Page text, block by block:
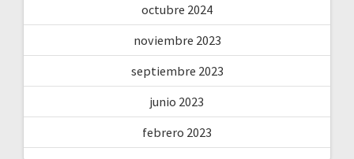
octubre 2024
noviembre 2023
septiembre 2023
junio 2023
febrero 2023